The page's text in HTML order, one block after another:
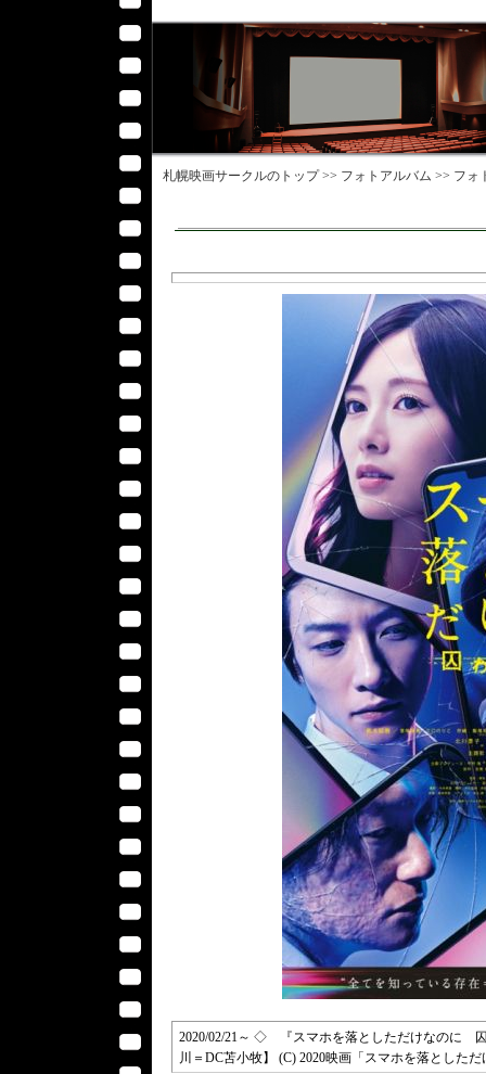
札幌映画サークルのトップ >> フォトアルバム >> フォ
2020/02/21～ ◇ 『スマホを落としただけなのに
川＝DC苫小牧】 (C) 2020映画「スマホを落とした